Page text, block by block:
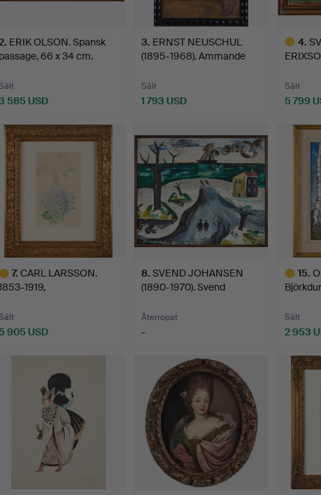
. ERIK OLSON. Spansk
66 x 34 cm.
585 USD
3. ERNST NEUSCHUL
(1895-1968). Ammande
Sålt
1 793 USD
4.
Sålt
5 799
7. CARL LARSSON.
1919,
905 USD
8. SVEND JOHANSEN
(1890-1970). Svend
Återropat
-
15.
Sålt
2 953
föremål